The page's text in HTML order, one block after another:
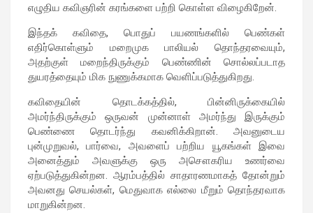
எழுதிய கவிஞரின் கரங்களை பற்றி கொள்ள விழைகிறேன்.
இந்தக் கவிதை, பொதுப் பயணங்களில் பெண்கள்
எதிர்கொள்ளும் மறைமுக பாலியல் தொந்தரவையும்,
அதற்குள் மறைந்திருக்கும் பெண்ணின் சொல்லப்படாத
துயரத்தையும் மிக நுணுக்கமாக வெளிப்படுத்துகிறது.
கவிதையின் தொடக்கத்தில், பின்னிருக்கையில்
அமர்ந்திருக்கும் ஒருவன் முன்னாள் அமர்ந்து இருக்கும்
பெண்ணை தொடர்ந்து கவனிக்கிறான். அவனுடைய
புன்முறுவல், பார்வை, அவளைப் பற்றிய யூகங்கள் இவை
அனைத்தும் அவளுக்கு ஒரு அசௌகரிய உணர்வை
ஏற்படுத்துகின்றன. ஆரம்பத்தில் சாதாரணமாகத் தோன்றும்
அவனது செயல்கள், மெதுவாக எல்லை மீறும் தொந்தரவாக
மாறுகின்றன.